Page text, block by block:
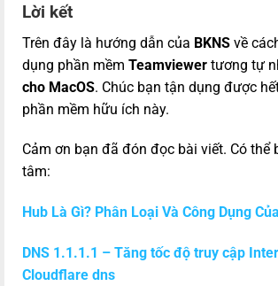
Lời kết
Trên đây là hướng dẫn của BKNS về
dụng phần mềm Teamviewer tương tự
cho MacOS. Chúc bạn tận dụng được
phần mềm hữu ích này.
Cảm ơn bạn đã đón đọc bài viết. Có thể
tâm:
Hub Là Gì? Phân Loại Và Công Dụng
DNS 1.1.1.1 – Tăng tốc độ truy cập
Cloudflare dns